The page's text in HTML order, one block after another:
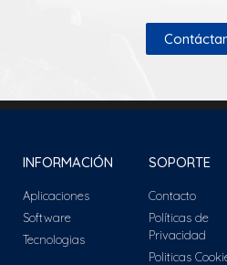
INFORMACIÓN
Aplicaciones
Software
Tecnologias
SOPORTE
Contacto
Políticas de
Privacidad
Politicas